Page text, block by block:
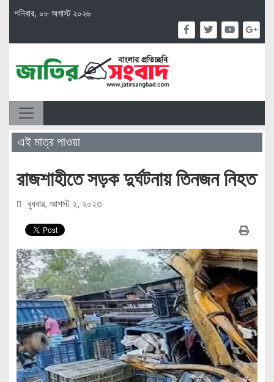
শনিবার, ০৮ অগাস্ট ২০২৬
এই মাত্র পাওয়া
রাজশাহীতে সড়ক দুর্ঘটনায় তিনজন নিহত
বুধবার, আগস্ট ২, ২০২৩